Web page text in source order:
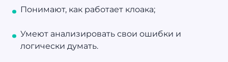
Понимают, как работает клоака;
Умеют анализировать свои ошибки и
логически думать.